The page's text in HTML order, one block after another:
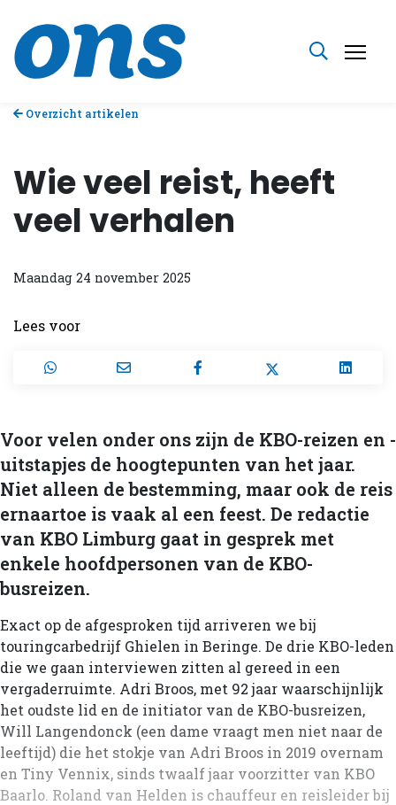
Overzicht artikelen
Wie veel reist, heeft
veel verhalen
Maandag 24 november 2025
Lees voor
Voor velen onder ons zijn de KBO-reizen en -
uitstapjes de hoogtepunten van het jaar.
Niet alleen de bestemming, maar ook de reis
ernaartoe is vaak al een feest. De redactie
van KBO Limburg gaat in gesprek met
enkele hoofdpersonen van de KBO-
busreizen.
Exact op de afgesproken tijd arriveren we bij
touringcarbedrijf Ghielen in Beringe. De drie KBO-leden
die we gaan interviewen zitten al gereed in een
vergaderruimte. Adri Broos, met 92 jaar waarschijnlijk
het oudste lid en de initiator van de KBO-busreizen,
Will Langendonck (een dame vraagt men niet naar de
leeftijd) die het stokje van Adri Broos in 2019 overnam
en Tiny Vennix, sinds twaalf jaar voorzitter van KBO
Baarlo. Roland van Helden is chauffeur en reisleider bij